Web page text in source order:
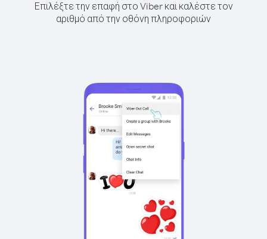
Επιλέξτε την επαφή στο Viber και καλέστε τον
αριθμό από την οθόνη πληροφοριών